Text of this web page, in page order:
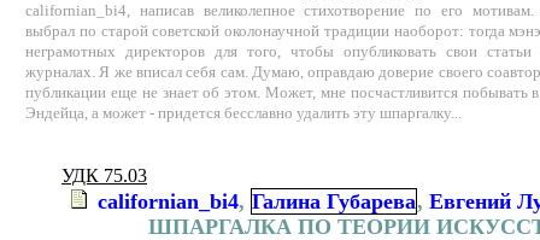
californian_bi4, написав великолепное стихотворение по его
выбрал по старой советской околонаучной традиции наоборот: тогда
неграмотных директоров для того, чтобы опубликовать свои
журналах. Я же вписал себя сам. Думаю, оправдаю доверие своего
публикации еще не знает об этом. Может, мне посчастливится побывать
Эндейца, а может - придется бесславно удалить эту шпаргалку...
УДК 75.03
californian_bi4, Галина Губарева, Евгений
ШПАРГАЛКА ПО ТЕОРИИ